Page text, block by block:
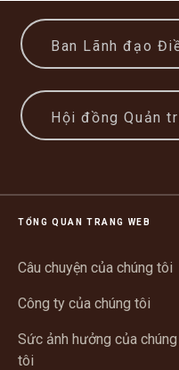
Ban Lãnh đạo
Hội đồng Quản
TỔNG QUAN TRANG WEB
Câu chuyện của chúng tôi
Công ty của chúng tôi
Sức ảnh hưởng của chúng
tôi